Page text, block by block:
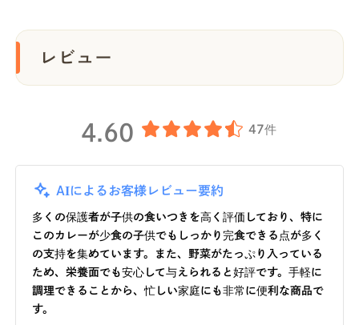
レビュー
4.60 47件
AIによるお客様レビュー要約
多くの保護者が子供の食いつきを高く評価しており、特に
このカレーが少食の子供でもしっかり完食できる点が多く
の支持を集めています。また、野菜がたっぷり入っている
ため、栄養面でも安心して与えられると好評です。手軽に
調理できることから、忙しい家庭にも非常に便利な商品で
す。